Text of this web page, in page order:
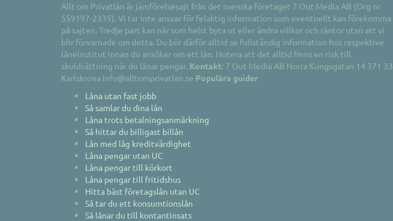
Allt om Privatlån är jämförelsesajt från det svenska företaget 7 Out Media AB (Org nr
559197-2335). Vi tar inte ansvar för felaktig information som eventuellt kan förekomma
på sajten. Tredje part kan när som helst byta ut eller ändra villkor och räntor utan att vi
blir förvarnade om detta. Du bör därför alltid se fullständig information hos respektive
låneinstitut innan du ansöker om ett lån. Notera att det alltid finns en risk till
skuldsättning när du lånar pengar. Kontakt: 7 Out Media AB Norra Kungsgatan 14 371 33
Karlskrona info@alltomprivatlan.se Populära guider
Låna utan fast jobb
Så samlar du dina lån
Låna trots betalningsanmärkning
Så hittar du billigast billån
Lån med låg kreditvärdighet
Låna pengar utan UC
Låna pengar till körkort
Låna pengar till fritidshus
Hitta bäst företagslån utan UC
Så tar du ett konsumtionslån
Så lånar du till kontantinsats